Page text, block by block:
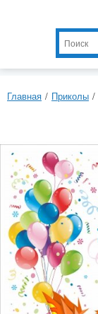
Главная / Приколы /